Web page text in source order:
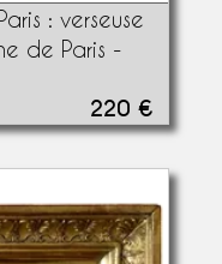
: verseuse
de Paris -
220 €